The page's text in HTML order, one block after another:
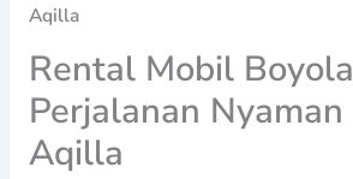
Aqilla
Rental Mobil
Perjalanan
Aqilla